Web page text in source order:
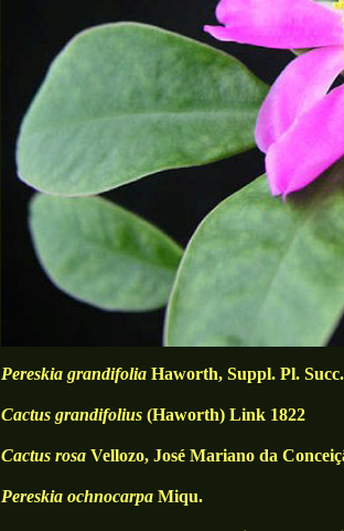
Pereskia grandifolia Haworth, Suppl. Pl.
Cactus grandifolius (Haworth) Link 1822
Cactus rosa Vellozo, José Mariano da
Pereskia ochnocarpa Miqu.